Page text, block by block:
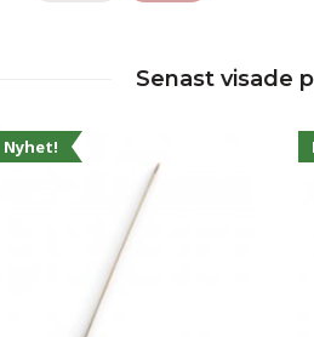
Senast visade
Nyhet!